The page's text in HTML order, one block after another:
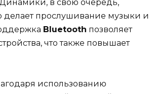
в свою очередь,
делает прослушивание музыки и
Bluetooth позволяет
что также повышает
использованию